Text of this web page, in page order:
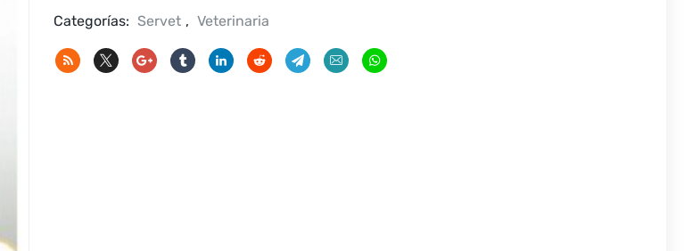
Categorías: Servet , Veterinaria